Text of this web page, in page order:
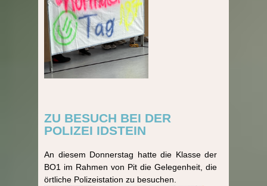
ZU BESUCH BEI DER
POLIZEI IDSTEIN
An diesem Donnerstag hatte die Klasse der
BO1 im Rahmen von Pit die Gelegenheit, die
örtliche Polizeistation zu besuchen.